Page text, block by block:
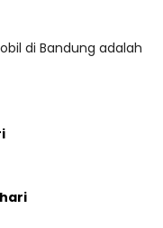
di Bandung adalah